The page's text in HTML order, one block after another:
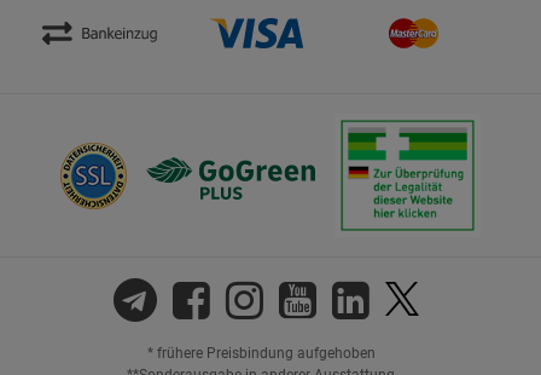
* frühere Preisbindung aufgehoben